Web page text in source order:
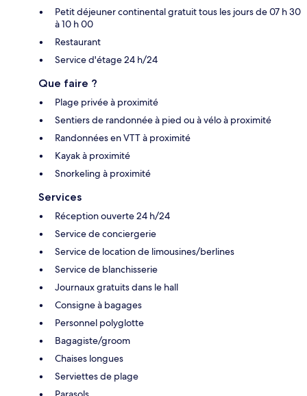
Petit déjeuner continental gratuit tous les jours de 07 h 30
à 10 h 00
Restaurant
Service d'étage 24 h/24
Que faire ?
Plage privée à proximité
Sentiers de randonnée à pied ou à vélo à proximité
Randonnées en VTT à proximité
Kayak à proximité
Snorkeling à proximité
Services
Réception ouverte 24 h/24
Service de conciergerie
Service de location de limousines/berlines
Service de blanchisserie
Journaux gratuits dans le hall
Consigne à bagages
Personnel polyglotte
Bagagiste/groom
Chaises longues
Serviettes de plage